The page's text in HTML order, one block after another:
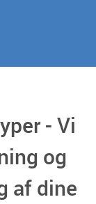
- Vi
og
af dine